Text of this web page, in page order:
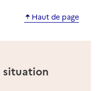
Haut de page
situation